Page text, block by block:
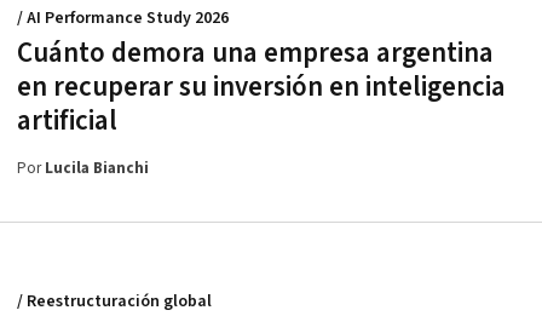
Cuánto demora una empresa argentina
en recuperar su inversión en inteligencia
artificial
/ AI Performance Study 2026
PorLucila Bianchi
/ Reestructuración global